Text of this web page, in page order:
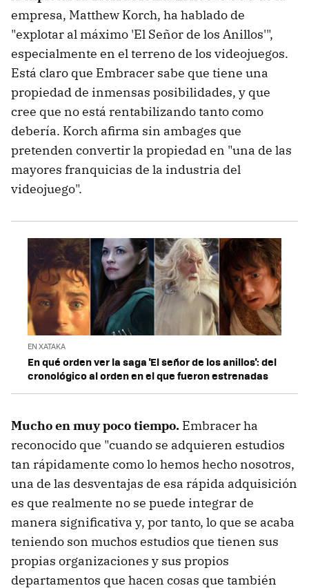
empresa, Matthew Korch, ha hablado de
"explotar al máximo 'El Señor de los Anillos'",
especialmente en el terreno de los videojuegos.
Está claro que Embracer sabe que tiene una
propiedad de inmensas posibilidades, y que
cree que no está rentabilizando tanto como
debería. Korch afirma sin ambages que
pretenden convertir la propiedad en "una de las
mayores franquicias de la industria del
videojuego".
EN XATAKA
En qué orden ver la saga 'El señor de los anillos': del
cronológico al orden en el que fueron estrenadas
Mucho en muy poco tiempo. Embracer ha
reconocido que "cuando se adquieren estudios
tan rápidamente como lo hemos hecho nosotros,
una de las desventajas de esa rápida adquisición
es que realmente no se puede integrar de
manera significativa y, por tanto, lo que se acaba
teniendo son muchos estudios que tienen sus
propias organizaciones y sus propios
departamentos que hacen cosas que también